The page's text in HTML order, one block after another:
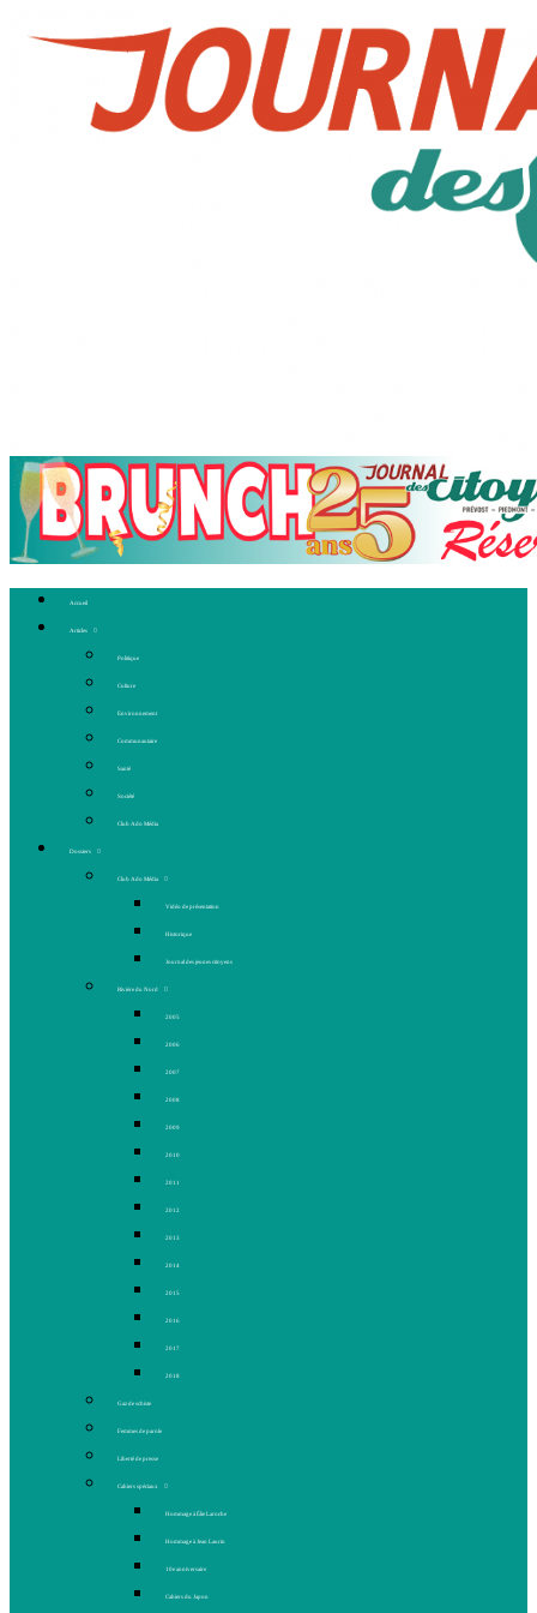
Accueil
Articles
Politique
Culture
Environnement
Communautaire
Santé
Société
Club Ado Média
Dossiers
Club Ado Média
Vidéo de présentation
Historique
Journal des jeunes citoyens
Rivière du Nord
2005
2006
2007
2008
2009
2010
2011
2012
2013
2014
2015
2016
2017
2018
Gaz de schiste
Femmes de parole
Liberté de presse
Cahiers spéciaux
Hommage à Élie Laroche
Hommage à Jean Laurin
10e anniversaire
Cahiers du Japon